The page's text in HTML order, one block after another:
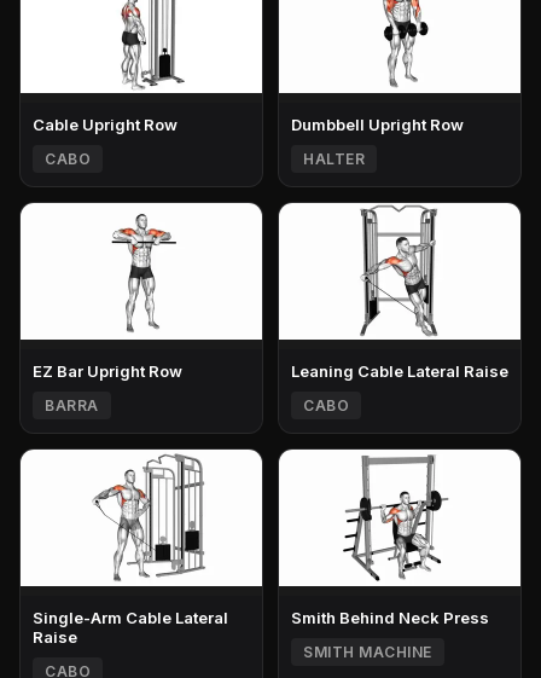
Cable Upright Row
CABO
Dumbbell Upright Row
HALTER
EZ Bar Upright Row
BARRA
Leaning Cable Lateral Raise
CABO
Single-Arm Cable Lateral
Raise
CABO
Smith Behind Neck Press
SMITH MACHINE